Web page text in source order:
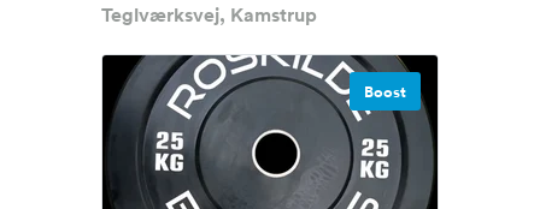
Teglværksvej, Kamstrup
Boost